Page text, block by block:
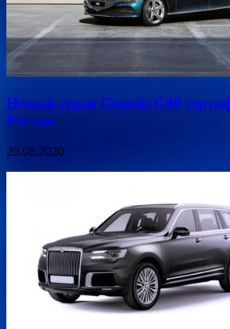
Новый седан Genesis G80
России
20.08.2020